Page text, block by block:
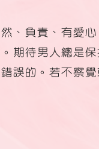
、負責、有愛
期待男人總是
誤的。若不察